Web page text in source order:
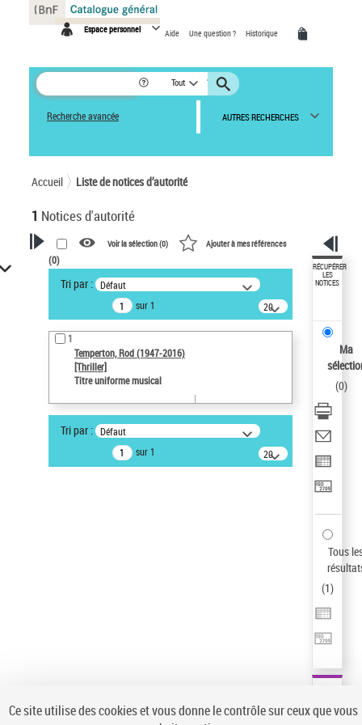
Espace personnel Aide Une question ? Historique
Tout
Recherche avancée AUTRES RECHERCHES
Accueil Liste de notices d’autorité
1 Notices d'autorité
VOTRE RECHERCHE
Recherche avancée dans les
notices d’autorité
Œuvres liées à l'auteur :
Temperton, Rod (1947-2016)
Auteur d’œuvre
Type de notice d'autorité
Titre uniforme musical
Voir la sélection (0) Ajouter à mes références
(0)
Tri par : Défaut
sur 1
20
résultats/page
1
Temperton, Rod (1947-2016)
[Thriller]
Titre uniforme musical
Tri par : Défaut
sur 1
20
résultats/page
RÉCUPÉRER
LES
NOTICES
Ma
(0)
Tous
(1)
Panneau de gestion des cookies
Ce site utilise des cookies et vous donne le contrôle sur ceux que vous